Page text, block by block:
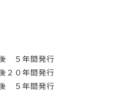
年間発行
０年間発行
年間発行